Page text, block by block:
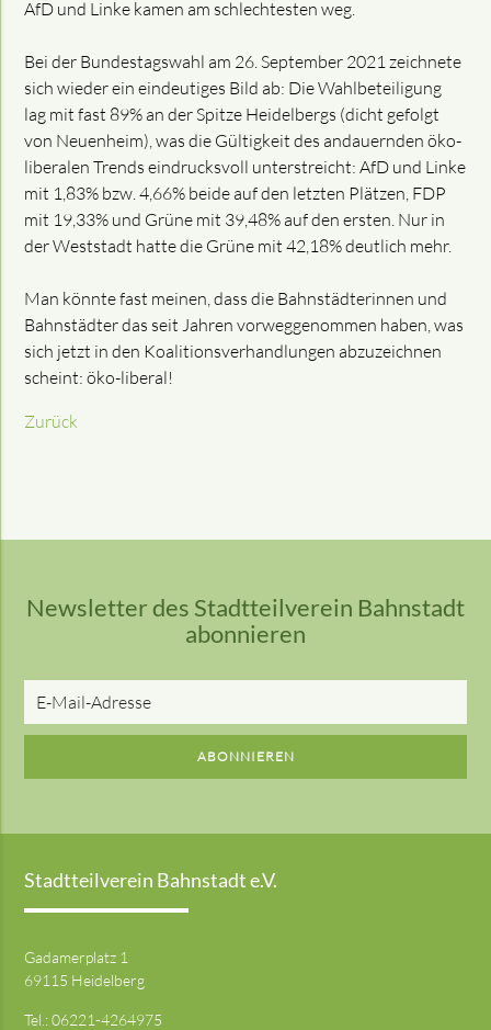
AfD und Linke kamen am schlechtesten weg.
Bei der Bundestagswahl am 26. September 2021 zeichnete
sich wieder ein eindeutiges Bild ab: Die Wahlbeteiligung
lag mit fast 89% an der Spitze Heidelbergs (dicht gefolgt
von Neuenheim), was die Gültigkeit des andauernden öko-
liberalen Trends eindrucksvoll unterstreicht: AfD und Linke
mit 1,83% bzw. 4,66% beide auf den letzten Plätzen, FDP
mit 19,33% und Grüne mit 39,48% auf den ersten. Nur in
der Weststadt hatte die Grüne mit 42,18% deutlich mehr.
Man könnte fast meinen, dass die Bahnstädterinnen und
Bahnstädter das seit Jahren vorweggenommen haben, was
sich jetzt in den Koalitionsverhandlungen abzuzeichnen
scheint: öko-liberal!
Zurück
Newsletter des Stadtteilverein Bahnstadt
abonnieren
ABONNIEREN
Stadtteilverein Bahnstadt e.V.
Gadamerplatz 1
69115 Heidelberg
Tel.:06221-4264975